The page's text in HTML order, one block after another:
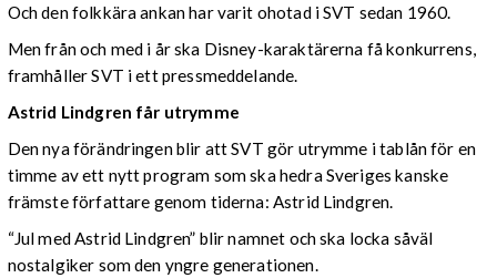
Och den folkkära ankan har varit ohotad i SVT sedan 1960.
Men från och med i år ska Disney-karaktärerna få konkurrens,
framhåller SVT i ett pressmeddelande.
Astrid Lindgren får utrymme
Den nya förändringen blir att SVT gör utrymme i tablån för en
timme av ett nytt program som ska hedra Sveriges kanske
främste författare genom tiderna: Astrid Lindgren.
“Jul med Astrid Lindgren” blir namnet och ska locka såväl
nostalgiker som den yngre generationen.